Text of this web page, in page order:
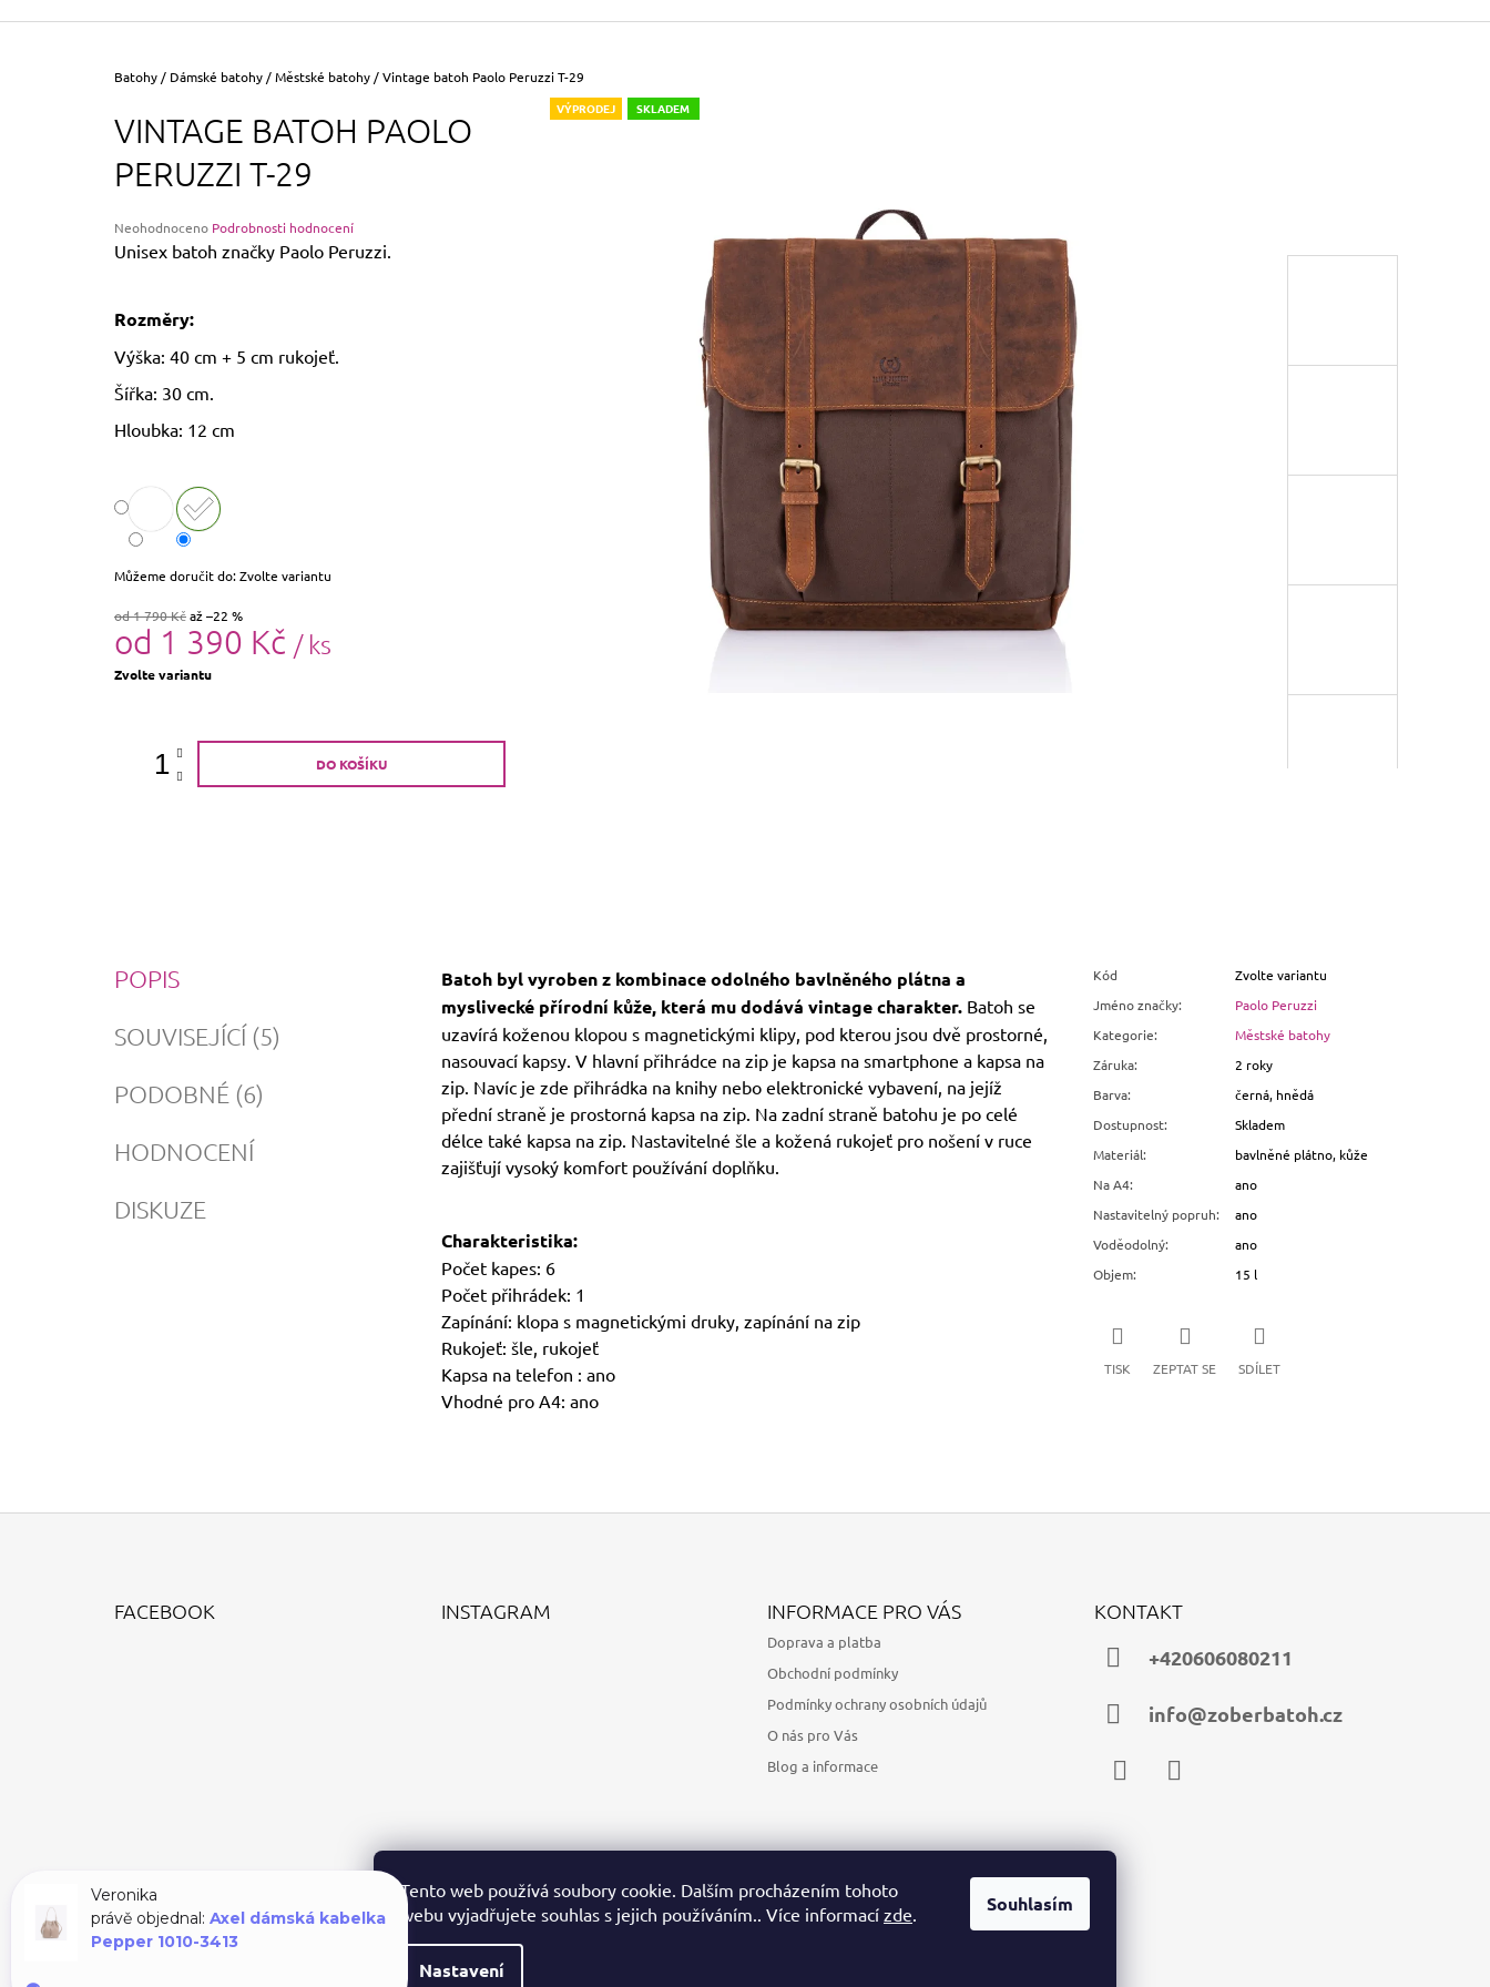
Tento web používá soubory cookie. Dalším procházením tohoto
webu vyjadřujete souhlas s jejich používáním.. Více informací zde.
Nastavení
Souhlasím
Domů
Batohy / Dámské batohy /Městské batohy /Vintage batoh Paolo Peruzzi T-29
VINTAGE BATOH PAOLO
PERUZZI T-29
Průměrné
hodnocení
z
hvězdiček.
Neohodnoceno Podrobnosti hodnocení
VÝPRODEJ SKLADEM
Unisex batoh značky Paolo Peruzzi.
Rozměry:
Výška: 40 cm + 5 cm rukojeť.
Šířka: 30 cm.
Hloubka: 12 cm
Můžeme doručit do:Zvolte variantu
od 1 790 Kčaž –22 %
od 1 390 Kč / ks
Měrná
Zvolte variantu
DO KOŠÍKU
POPIS
SOUVISEJÍCÍ (5)
PODOBNÉ (6)
HODNOCENÍ
DISKUZE
Batoh byl vyroben z kombinace odolného bavlněného plátna a
myslivecké přírodní kůže, která mu dodává vintage charakter. Batoh se
uzavírá koženou klopou s magnetickými klipy, pod kterou jsou dvě prostorné,
nasouvací kapsy. V hlavní přihrádce na zip je kapsa na smartphone a kapsa na
zip. Navíc je zde přihrádka na knihy nebo elektronické vybavení, na jejíž
přední straně je prostorná kapsa na zip. Na zadní straně batohu je po celé
délce také kapsa na zip. Nastavitelné šle a kožená rukojeť pro nošení v ruce
zajišťují vysoký komfort používání doplňku.
Charakteristika:
Počet kapes: 6
Počet přihrádek: 1
Zapínání: klopa s magnetickými druky, zapínání na zip
Rukojeť: šle, rukojeť
Kapsa na telefon : ano
Vhodné pro A4: ano
Kód
Zvolte variantu
Jméno značky:
Paolo Peruzzi
Kategorie:
Městské batohy
Záruka:
2 roky
Barva:
černá, hnědá
Dostupnost:
Skladem
Materiál:
bavlněné plátno, kůže
Na A4:
ano
Nastavitelný popruh:
ano
Voděodolný:
ano
Objem: 15 l
TISK ZEPTAT SE SDÍLET
FACEBOOK INSTAGRAM
Sledovat na Instagramu
INFORMACE PRO VÁS
Doprava a platba
Obchodní podmínky
Podmínky ochrany osobních údajů
O nás pro Vás
Blog a informace
KONTAKT
+420606080211
info@zoberbatoh.cz
Veronika
právě objednal: Axel dámská kabelka
Pepper 1010-3413